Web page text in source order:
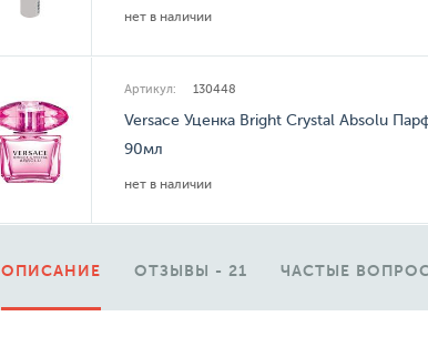
нет в наличии
Артикул: 130448
Versace Уценка Bright Crystal Absolu
90мл
нет в наличии
ОПИСАНИЕ ОТЗЫВЫ - 21 ЧАСТЫЕ